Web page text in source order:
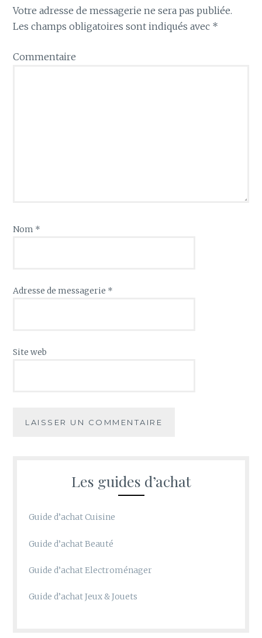
Votre adresse de messagerie ne sera pas publiée.
Les champs obligatoires sont indiqués avec *
Commentaire
Nom *
Adresse de messagerie *
Site web
Les guides d’achat
Guide d’achat Cuisine
Guide d’achat Beauté
Guide d’achat Electroménager
Guide d’achat Jeux & Jouets